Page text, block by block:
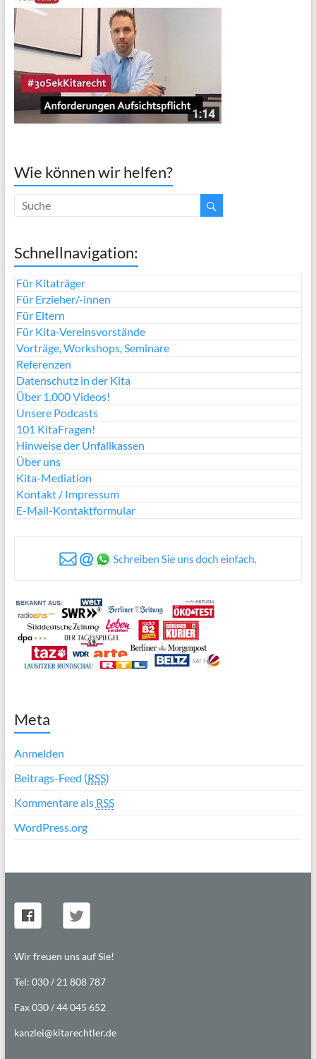
Wie können wir helfen?
Schnellnavigation:
Für Kitaträger
Für Erzieher/-innen
Für Eltern
Für Kita-Vereinsvorstände
Vorträge, Workshops, Seminare
Referenzen
Datenschutz in der Kita
Über 1.000 Videos!
Unsere Podcasts
101 KitaFragen!
Hinweise der Unfallkassen
Über uns
Kita-Mediation
Kontakt / Impressum
E-Mail-Kontaktformular
Meta
Anmelden
Beitrags-Feed (RSS)
Kommentare als RSS
WordPress.org
Wir freuen uns auf Sie!
Tel: 030 / 21 808 787
Fax 030 / 44 045 652
kanzlei@kitarechtler.de